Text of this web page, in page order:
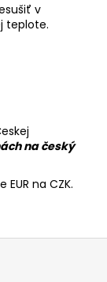
v
teplote.
na český
na CZK.